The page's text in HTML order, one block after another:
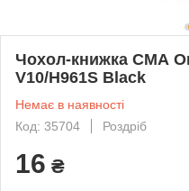
Чохол-книжка CМА
V10/H961S Black
Немає в наявності
Код: 35704
Роздріб
16 ₴